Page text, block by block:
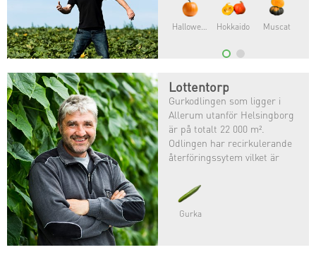
Leif är född in i lantbruket
och har alltid tyckt att det
varit roligt och ville därför
Halloweenpumpa Hokkaido Muscat
Lottentorp
Gurkodlingen som ligger i
Allerum utanför Helsingborg
är på totalt 22 000 m².
Odlingen har recirkulerande
återföringssytem vilket är
miljö.
Gurka